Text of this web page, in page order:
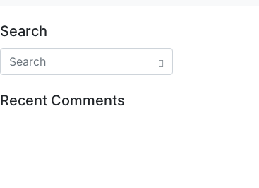
Search
Recent Comments